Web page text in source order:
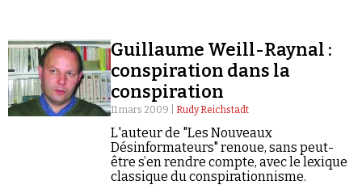
Guillaume Weill-Raynal :
conspiration dans la
conspiration
11 mars 2009 | Rudy Reichstadt
L'auteur de "Les Nouveaux
Désinformateurs" renoue, sans peut-
être s’en rendre compte, avec le lexique
classique du conspirationnisme.